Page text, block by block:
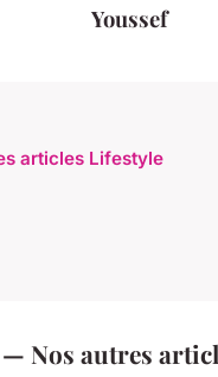
Youssef
articles Lifestyle
Nos autres